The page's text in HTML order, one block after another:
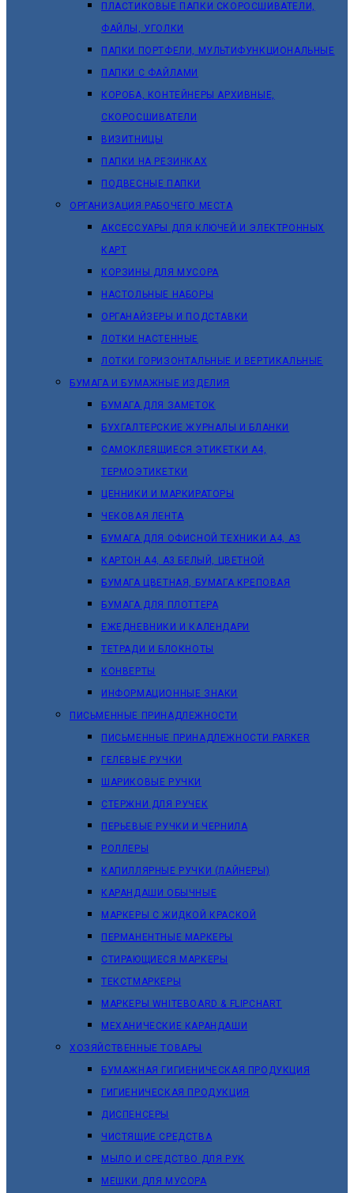
ПЛАСТИКОВЫЕ ПАПКИ СКОРОСШИВАТЕЛИ,
ФАЙЛЫ, УГОЛКИ
ПАПКИ ПОРТФЕЛИ, МУЛЬТИФУНКЦИОНАЛЬНЫЕ
ПАПКИ С ФАЙЛАМИ
КОРОБА, КОНТЕЙНЕРЫ АРХИВНЫЕ,
СКОРОСШИВАТЕЛИ
ВИЗИТНИЦЫ
ПАПКИ НА РЕЗИНКАХ
ПОДВЕСНЫЕ ПАПКИ
ОРГАНИЗАЦИЯ РАБОЧЕГО МЕСТА
АКСЕССУАРЫ ДЛЯ КЛЮЧЕЙ И ЭЛЕКТРОННЫХ
КАРТ
КОРЗИНЫ ДЛЯ МУСОРА
НАСТОЛЬНЫЕ НАБОРЫ
ОРГАНАЙЗЕРЫ И ПОДСТАВКИ
ЛОТКИ НАСТЕННЫЕ
ЛОТКИ ГОРИЗОНТАЛЬНЫЕ И ВЕРТИКАЛЬНЫЕ
БУМАГА И БУМАЖНЫЕ ИЗДЕЛИЯ
БУМАГА ДЛЯ ЗАМЕТОК
БУХГАЛТЕРСКИЕ ЖУРНАЛЫ И БЛАНКИ
САМОКЛЕЯЩИЕСЯ ЭТИКЕТКИ А4,
ТЕРМОЭТИКЕТКИ
ЦЕННИКИ И МАРКИРАТОРЫ
ЧЕКОВАЯ ЛЕНТА
БУМАГА ДЛЯ ОФИСНОЙ ТЕХНИКИ А4, А3
КАРТОН А4, А3 БЕЛЫЙ, ЦВЕТНОЙ
БУМАГА ЦВЕТНАЯ, БУМАГА КРЕПОВАЯ
БУМАГА ДЛЯ ПЛОТТЕРА
ЕЖЕДНЕВНИКИ И КАЛЕНДАРИ
ТЕТРАДИ И БЛОКНОТЫ
КОНВЕРТЫ
ИНФОРМАЦИОННЫЕ ЗНАКИ
ПИСЬМЕННЫЕ ПРИНАДЛЕЖНОСТИ
ПИСЬМЕННЫЕ ПРИНАДЛЕЖНОСТИ PARKER
ГЕЛЕВЫЕ РУЧКИ
ШАРИКОВЫЕ РУЧКИ
СТЕРЖНИ ДЛЯ РУЧЕК
ПЕРЬЕВЫЕ РУЧКИ И ЧЕРНИЛА
РОЛЛЕРЫ
КАПИЛЛЯРНЫЕ РУЧКИ (ЛАЙНЕРЫ)
КАРАНДАШИ ОБЫЧНЫЕ
МАРКЕРЫ C ЖИДКОЙ КРАСКОЙ
ПЕРМАНЕНТНЫЕ МАРКЕРЫ
СТИРАЮЩИЕСЯ МАРКЕРЫ
ТЕКСТМАРКЕРЫ
МАРКЕРЫ WHITEBOARD & FLIPCHART
МЕХАНИЧЕСКИЕ КАРАНДАШИ
ХОЗЯЙСТВЕННЫЕ ТОВАРЫ
БУМАЖНАЯ ГИГИЕНИЧЕСКАЯ ПРОДУКЦИЯ
ГИГИЕНИЧЕСКАЯ ПРОДУКЦИЯ
ДИСПЕНСЕРЫ
ЧИСТЯЩИЕ СРЕДСТВА
МЫЛО И СРЕДСТВО ДЛЯ РУК
МЕШКИ ДЛЯ МУСОРА